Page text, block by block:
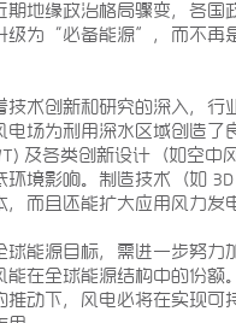
期地缘政治格局骤变，各国
级为“必备能源”，而不再
技术创新和研究的深入，行
电场为利用深水区域创造了
及各类创新设计（如空中
环境影响。制造技术（如
，而且还能扩大应用风力发
球能源目标，需进一步努力
能在全球能源结构中的份额
推动下，风电必将在实现可